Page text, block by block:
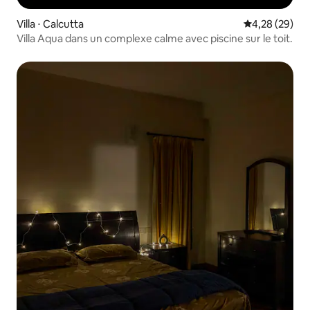
Villa ⋅ Calcutta Évaluation
4,28 (29)
Villa Aqua dans un complexe calme avec piscine sur le toit.